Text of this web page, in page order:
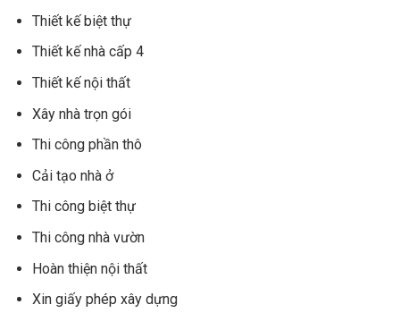
Thiết kế biệt thự
Thiết kế nhà cấp 4
Thiết kế nội thất
Xây nhà trọn gói
Thi công phần thô
Cải tạo nhà ở
Thi công biệt thự
Thi công nhà vườn
Hoàn thiện nội thất
Xin giấy phép xây dựng